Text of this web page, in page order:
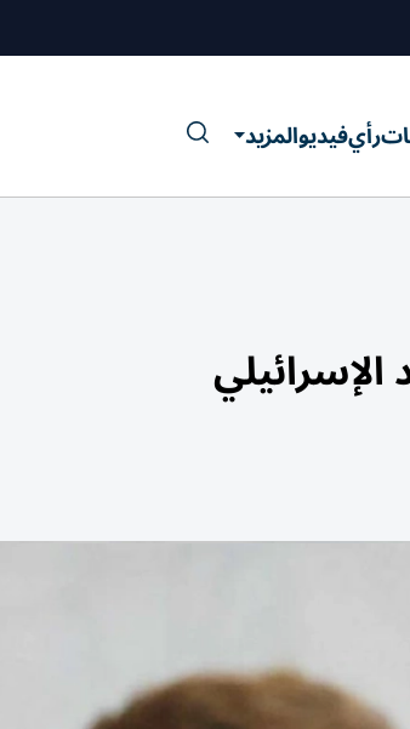
رأيفيديوالمزيد